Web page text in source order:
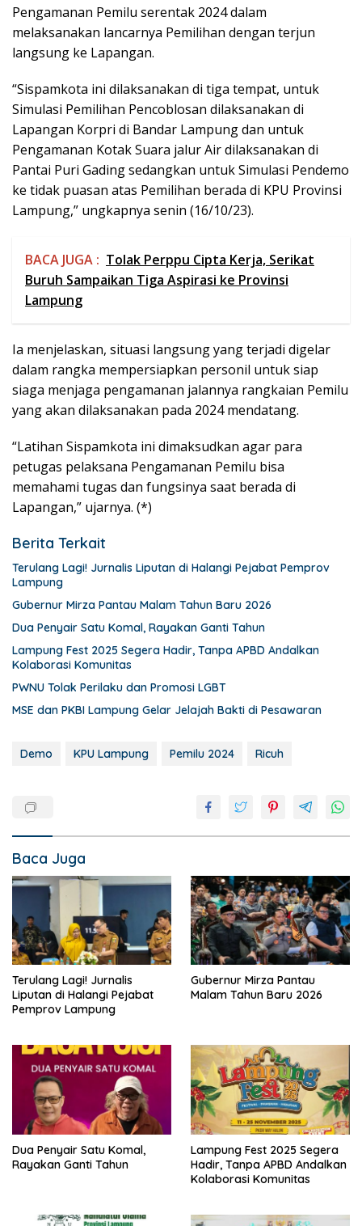
Pengamanan Pemilu serentak 2024 dalam
melaksanakan lancarnya Pemilihan dengan terjun
langsung ke Lapangan.
“Sispamkota ini dilaksanakan di tiga tempat, untuk
Simulasi Pemilihan Pencoblosan dilaksanakan di
Lapangan Korpri di Bandar Lampung dan untuk
Pengamanan Kotak Suara jalur Air dilaksanakan di
Pantai Puri Gading sedangkan untuk Simulasi Pendemo
ke tidak puasan atas Pemilihan berada di KPU Provinsi
Lampung,” ungkapnya senin (16/10/23).
BACA JUGA : Tolak Perppu Cipta Kerja, Serikat
Buruh Sampaikan Tiga Aspirasi ke Provinsi
Lampung
Ia menjelaskan, situasi langsung yang terjadi digelar
dalam rangka mempersiapkan personil untuk siap
siaga menjaga pengamanan jalannya rangkaian Pemilu
yang akan dilaksanakan pada 2024 mendatang.
“Latihan Sispamkota ini dimaksudkan agar para
petugas pelaksana Pengamanan Pemilu bisa
memahami tugas dan fungsinya saat berada di
Lapangan,” ujarnya. (*)
Berita Terkait
Terulang Lagi! Jurnalis Liputan di Halangi Pejabat Pemprov
Lampung
Gubernur Mirza Pantau Malam Tahun Baru 2026
Dua Penyair Satu Komal, Rayakan Ganti Tahun
Lampung Fest 2025 Segera Hadir, Tanpa APBD Andalkan
Kolaborasi Komunitas
PWNU Tolak Perilaku dan Promosi LGBT
MSE dan PKBI Lampung Gelar Jelajah Bakti di Pesawaran
Demo KPU Lampung Pemilu 2024 Ricuh
Baca Juga
Terulang Lagi! Jurnalis
Liputan di Halangi Pejabat
Pemprov Lampung
Gubernur Mirza Pantau
Malam Tahun Baru 2026
Dua Penyair Satu Komal,
Rayakan Ganti Tahun
Lampung Fest 2025 Segera
Hadir, Tanpa APBD Andalkan
Kolaborasi Komunitas